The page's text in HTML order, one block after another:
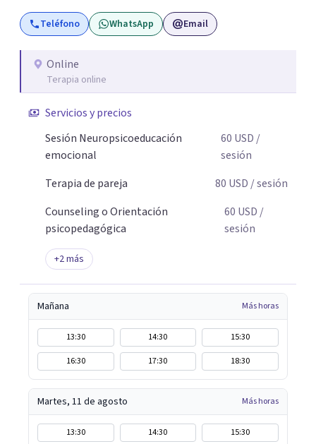
psicología contemporánea, neurociencias y estrategias
de cambio basadas en evidencia para fortalecer la
promover cambios sostenibles. Como divulgador
científico, acerca la psicología y las neurociencias a la vida
aplicables, con el propósito de impulsar un bienestar
integral.
Teléfono WhatsApp Email
Online
Terapia online
Servicios y precios
Sesión Neuropsicoeducación
emocional
60 USD /
sesión
Terapia de pareja
80 USD / sesión
Counseling o Orientación
psicopedagógica
60 USD /
sesión
+2más
Mañana Más horas
13:30 14:30
15:30
16:30
17:30 18:30
Martes, 11 de agosto Más horas
13:30 14:30
15:30